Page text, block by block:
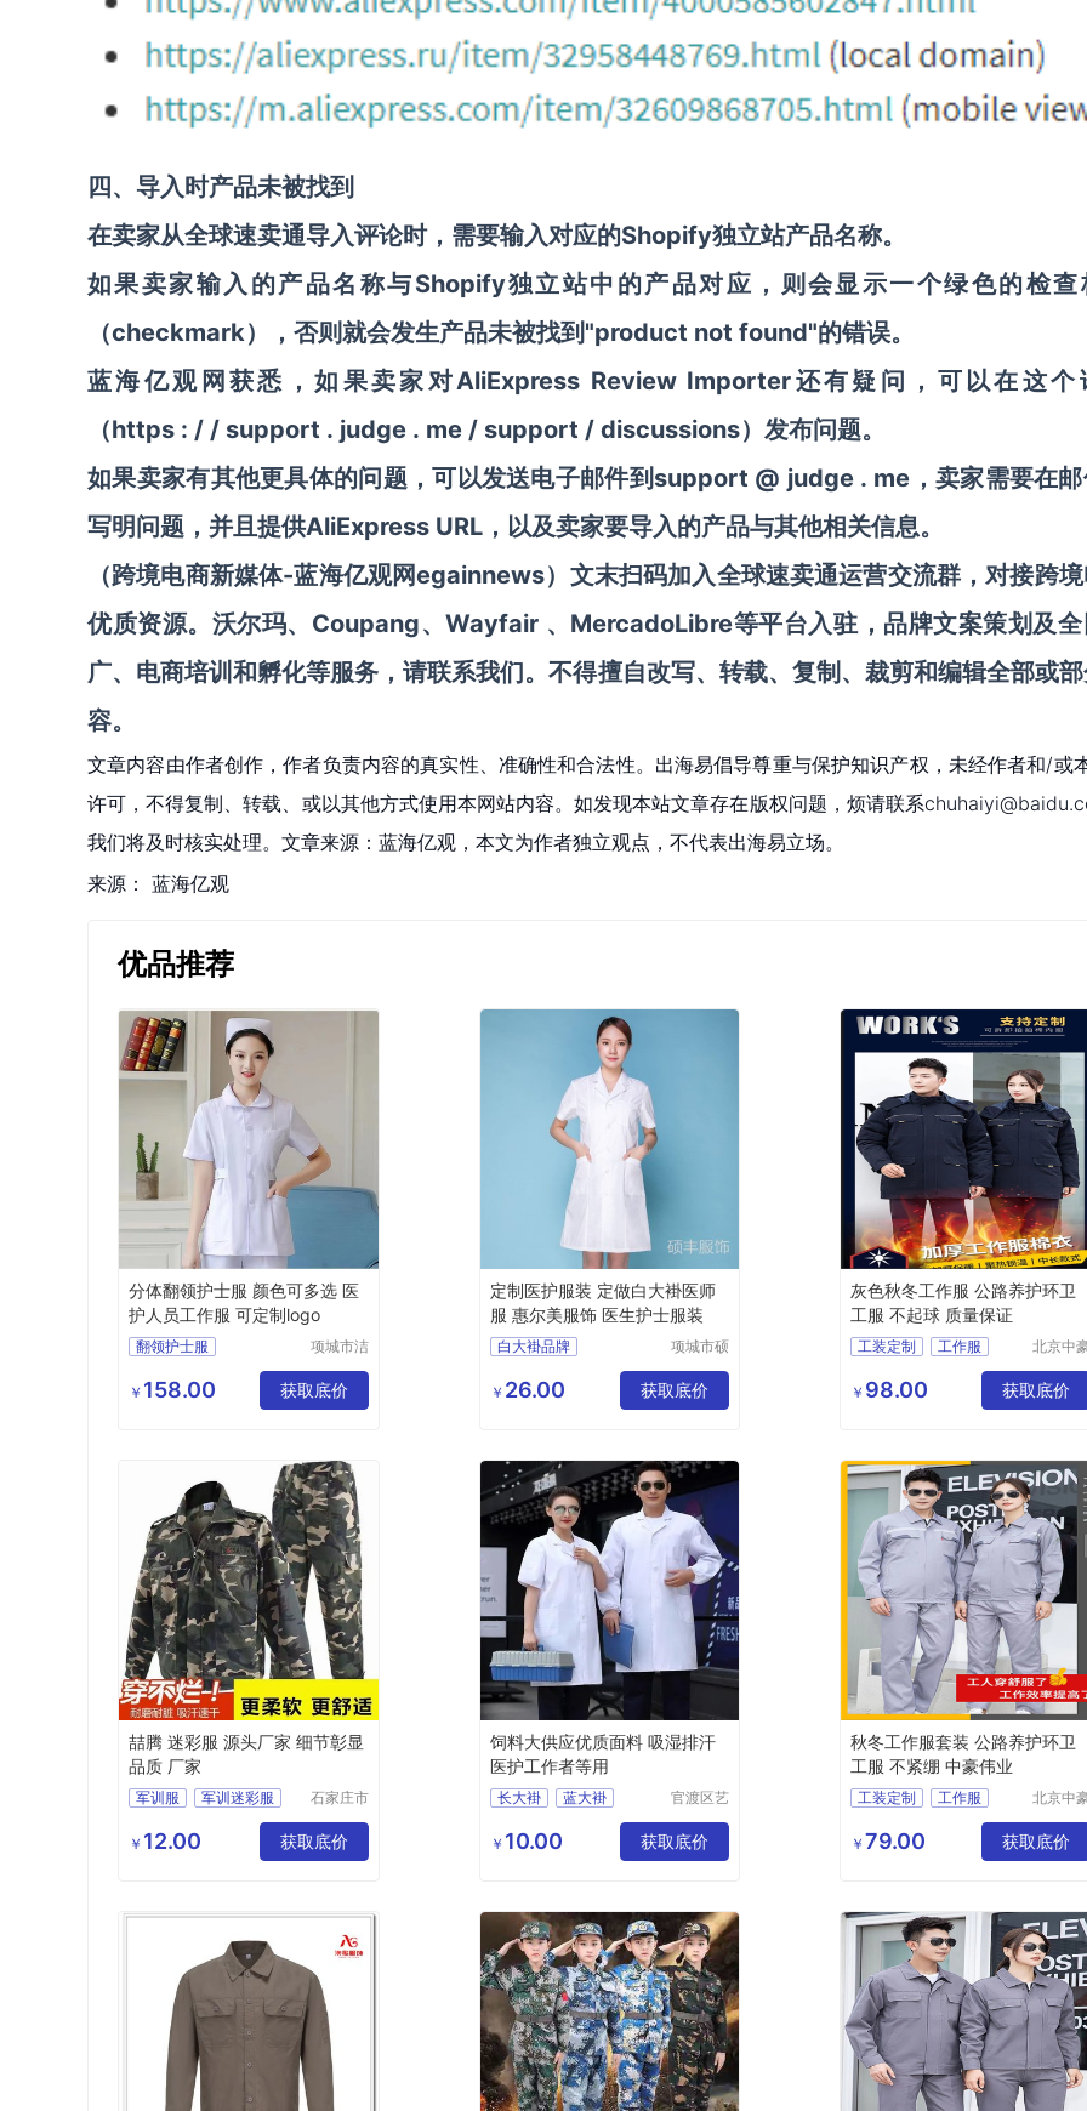
四、导入时产品未被找到
在卖家从全球速卖通导入评论时，需要输入对应的Shopify独立站产品名称。
如果卖家输入的产品名称与Shopify独立站中的产品对应，则会显示一个绿色的检查
（checkmark），否则就会发生产品未被找到"product not found"的错误。
蓝海亿观网获悉，如果卖家对AliExpress Review Importer还有疑问，可以在这个
（https : / / support . judge . me / support / discussions）发布问题。
如果卖家有其他更具体的问题，可以发送电子邮件到 support @ judge . me ，卖家需要在
写明问题，并且提供AliExpress URL，以及卖家要导入的产品与其他相关信息。
（跨境电商新媒体-蓝海亿观网egainnews）文末扫码加入全球速卖通运营交流群 ，对接跨
优质资源。 沃尔玛、 Coupang、Wayfair 、 MercadoLibre等平台入驻 ， 品牌文案策划及
广、电商培训和孵化等服务 ，请联系我们。不得擅自改写、转载、复制、裁剪和编辑全部或
容。
文章内容由作者创作，作者负责内容的真实性、准确性和合法性。出海易倡导尊重与保护知识产权，未经作者和/或
许可，不得复制、转载、或以其他方式使用本网站内容。如发现本站文章存在版权问题，烦请联系
我们将及时核实处理。文章来源：蓝海亿观，本文为作者独立观点，不代表出海易立场。
来源： 蓝海亿观
优品推荐
分体翻领护士服 颜色可多选 医
护人员工作服 可定制logo
翻领护士服
医护人员工作服
项城市洁
有限公司
￥ 158.00 获取底价
定制医护服装 定做白大褂医师
服 惠尔美服饰 医生护士服装
白大褂品牌
白大褂视频
项城市硕
限公司
￥ 26.00 获取底价
灰色秋冬工作服 公路养护环卫
工服 不起球 质量保证
工装定制 工作服
北京中
有限公司
￥ 98.00 获取底价
喆腾 迷彩服 源头厂家 细节彰显
品质 厂家
军训服
军训迷彩服
劳保迷彩服
石家庄市
有限公司
￥ 12.00 获取底价
饲料大供应优质面料 吸湿排汗
医护工作者等用
长大褂
蓝大褂
护士服
官渡区艺
营部
￥ 10.00 获取底价
秋冬工作服套装 公路养护环卫
工服 不紧绷 中豪伟业
工装定制 工作服
北京中
有限公司
￥ 79.00 获取底价